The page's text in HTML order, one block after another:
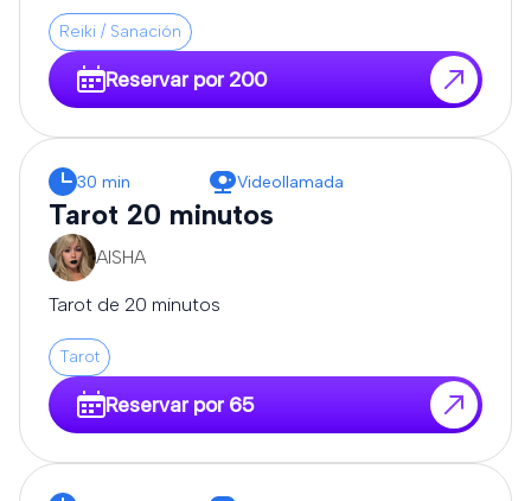
Reiki / Sanación
Reservar por 200
30 min Videollamada
Tarot 20 minutos
AISHA
Tarot de 20 minutos
Tarot
Reservar por 65